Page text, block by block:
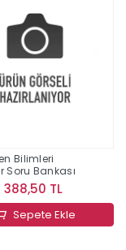
Bilimleri
Soru Bankası
388,50 TL
Sepete Ekle